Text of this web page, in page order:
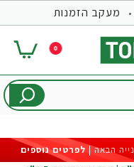
מעקב הזמנות
0
לפרטים נוספים